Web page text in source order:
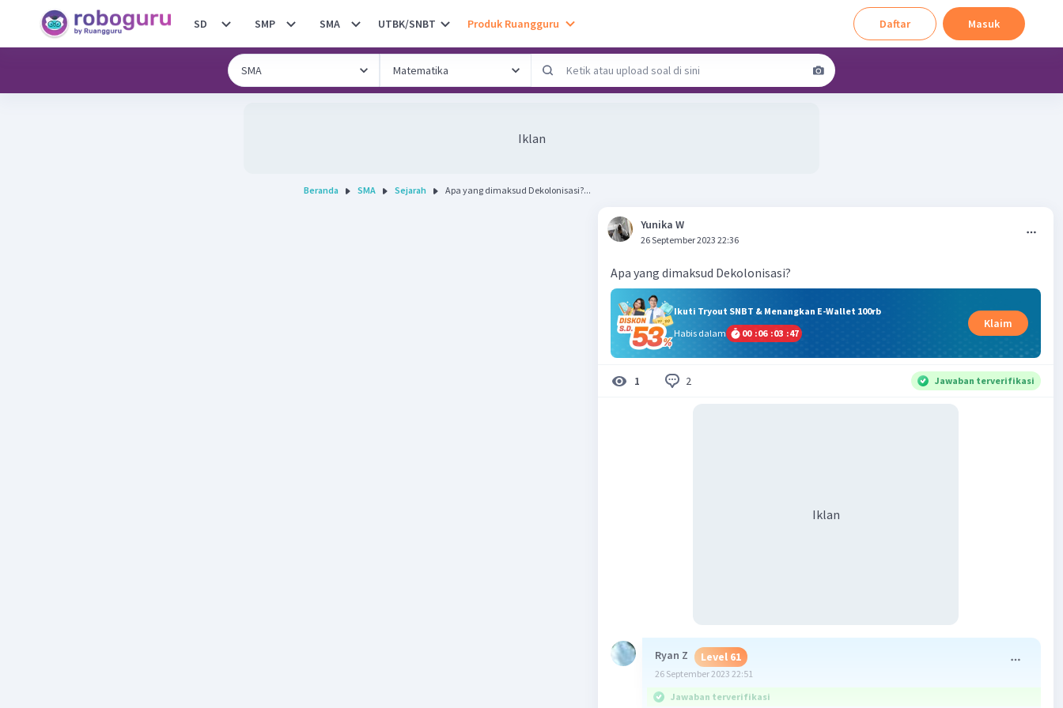
SD SMP SMA UTBK/SNBT Produk Ruangguru Daftar Masuk
Iklan
Beranda SMA Sejarah Apa yang dimaksud Dekolonisasi?...
Yunika W
26 September 2023 22:36
Apa yang dimaksud Dekolonisasi?
Ikuti Tryout SNBT & Menangkan E-Wallet 100rb
Habis dalam
00 :06 :03 :47
Klaim
1 2 Jawaban terverifikasi
Iklan
Ryan Z Level 61
26 September 2023 22:51
Jawaban terverifikasi